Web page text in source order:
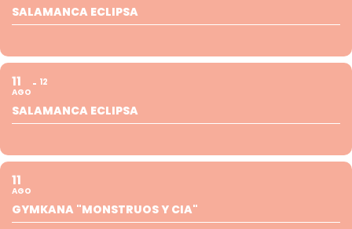
SALAMANCA ECLIPSA
11
AGO
12
SALAMANCA ECLIPSA
11
AGO
GYMKANA "MONSTRUOS Y CIA"